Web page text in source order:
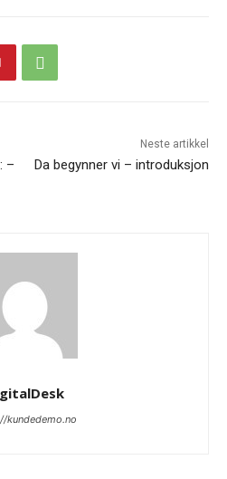
–
Neste artikkel
Da begynner vi – introduksjon
kundedemo.no